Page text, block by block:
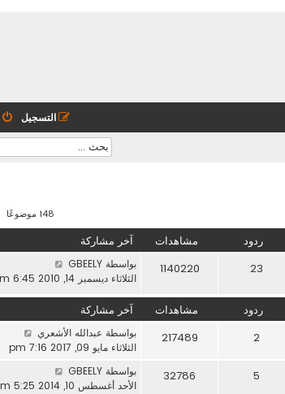
التسجيل
148 موضوعًا
ردود مشاهدات آخر مشاركة
23
1140220 بواسطة GBEELY
الثلاثاء ديسمبر 14, 2010 6:45 pm
ردود مشاهدات آخر مشاركة
2
217489 بواسطة عبدالله الأشعري
الثلاثاء مايو 09, 2017 7:16 pm
5
32786 بواسطة GBEELY
الأحد أغسطس 10, 2014 5:25 am